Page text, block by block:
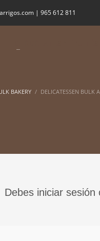
| 965 612 811
BAKERY DELICATESSEN BULK
Debes iniciar